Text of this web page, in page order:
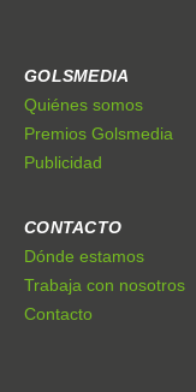
GOLSMEDIA
Quiénes somos
Premios Golsmedia
Publicidad
CONTACTO
Dónde estamos
Trabaja con nosotros
Contacto